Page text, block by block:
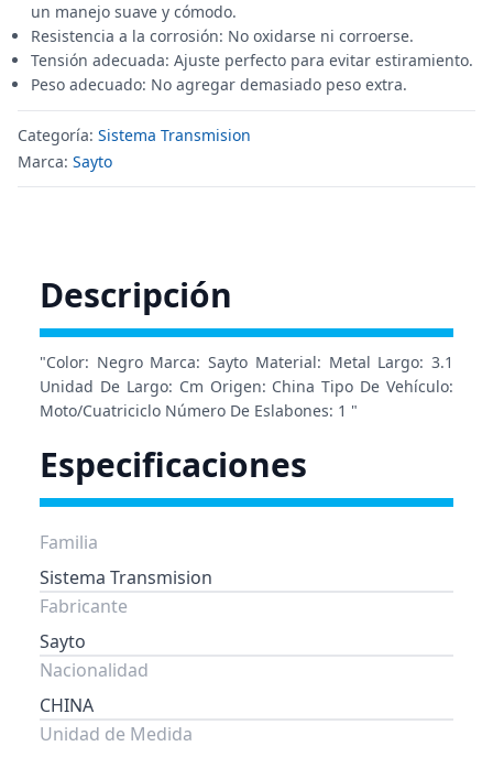
un manejo suave y cómodo.
Resistencia a la corrosión: No oxidarse ni corroerse.
Tensión adecuada: Ajuste perfecto para evitar estiramiento.
Peso adecuado: No agregar demasiado peso extra.
Categoría: Sistema Transmision
Marca: Sayto
Descripción
"Color: Negro Marca: Sayto Material: Metal Largo: 3.1
Unidad De Largo: Cm Origen: China Tipo De Vehículo:
Moto/Cuatriciclo Número De Eslabones: 1 "
Especificaciones
Familia
Sistema Transmision
Fabricante
Sayto
Nacionalidad
CHINA
Unidad de Medida